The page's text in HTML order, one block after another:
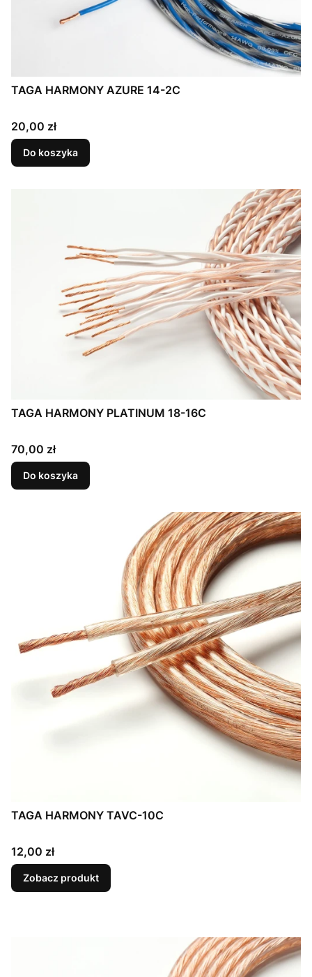
TAGA HARMONY AZURE 14-2C
Cena
20,00 zł
Do koszyka
TAGA HARMONY PLATINUM 18-16C
Cena
70,00 zł
Do koszyka
TAGA HARMONY TAVC-10C
Cena
12,00 zł
Zobacz produkt